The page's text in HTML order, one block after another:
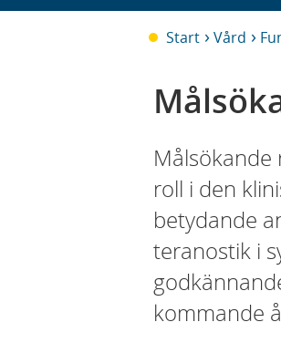
Start Vård
Målsökande
roll i den
betydande
teranostik i
kommande